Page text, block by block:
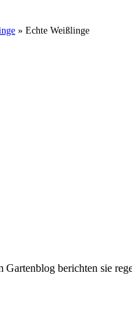
»Echte Weißlinge
berichten sie